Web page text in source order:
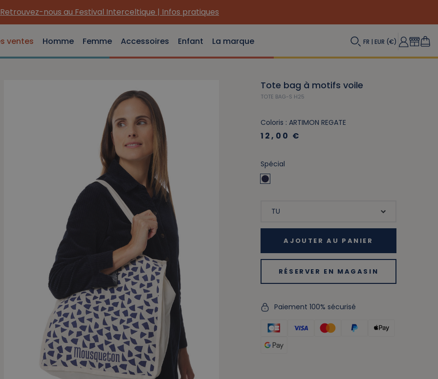
(Re) Découvrez nos INDISPENSABLES en toile !
ventes Homme Femme Accessoires Enfant La marque FR | EUR (€)
Tote bag à motifs voile
TOTE BAG-S H25
Coloris : ARTIMON REGATE
12,00 €
Spécial
AJOUTER AU PANIER
RÉSERVER EN MAGASIN
Paiement 100% sécurisé